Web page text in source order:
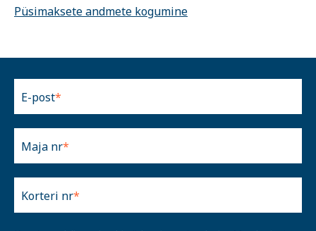
Püsimaksete andmete kogumine
E-post
Maja nr
Korteri nr